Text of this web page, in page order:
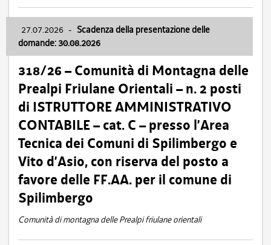
27.07.2026 - Scadenza della presentazione delle
domande: 30.08.2026
318/26 – Comunità di Montagna delle
Prealpi Friulane Orientali – n. 2 posti
di ISTRUTTORE AMMINISTRATIVO
CONTABILE – cat. C – presso l’Area
Tecnica dei Comuni di Spilimbergo e
Vito d’Asio, con riserva del posto a
favore delle FF.AA. per il comune di
Spilimbergo
Comunità di montagna delle Prealpi friulane orientali